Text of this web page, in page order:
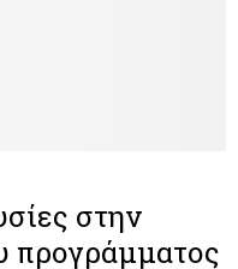
στην
προγράμματος